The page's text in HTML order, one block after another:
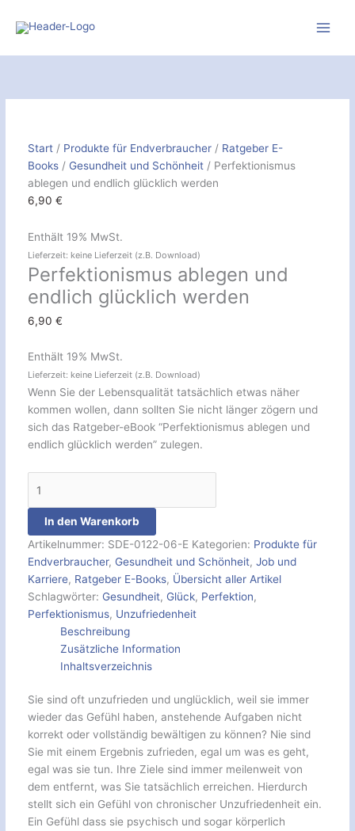
Inhalt
Start/ Produkte für Endverbraucher/ Ratgeber E-
Books/ Gesundheit und Schönheit/ Perfektionismus
ablegen und endlich glücklich werden
6,90 €
Enthält 19% MwSt.
Lieferzeit: keine Lieferzeit (z.B. Download)
Perfektionismus ablegen und
endlich glücklich werden
6,90 €
Enthält 19% MwSt.
Lieferzeit: keine Lieferzeit (z.B. Download)
Wenn Sie der Lebensqualität tatsächlich etwas näher
kommen wollen, dann sollten Sie nicht länger zögern und
sich das Ratgeber-eBook “Perfektionismus ablegen und
endlich glücklich werden” zulegen.
und
werden
[Digital]
Menge
In den Warenkorb
Artikelnummer: SDE-0122-06-E Kategorien: Produkte für
Endverbraucher, Gesundheit und Schönheit, Job und
Karriere, Ratgeber E-Books, Übersicht aller Artikel
Schlagwörter: Gesundheit, Glück, Perfektion,
Perfektionismus, Unzufriedenheit
Beschreibung
Zusätzliche Information
Inhaltsverzeichnis
Sie sind oft unzufrieden und unglücklich, weil sie immer
wieder das Gefühl haben, anstehende Aufgaben nicht
korrekt oder vollständig bewältigen zu können? Nie sind
Sie mit einem Ergebnis zufrieden, egal um was es geht,
egal was sie tun. Ihre Ziele sind immer meilenweit von
dem entfernt, was Sie tatsächlich erreichen. Hierdurch
stellt sich ein Gefühl von chronischer Unzufriedenheit ein.
Ein Gefühl dass sie psychisch und sogar körperlich